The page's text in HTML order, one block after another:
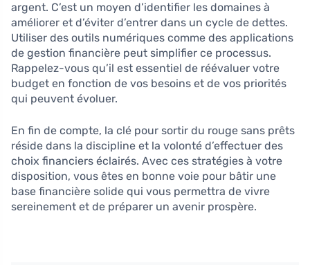
argent. C’est un moyen d’identifier les domaines à
améliorer et d’éviter d’entrer dans un cycle de dettes.
Utiliser des outils numériques comme des applications
de gestion financière peut simplifier ce processus.
Rappelez-vous qu’il est essentiel de réévaluer votre
budget en fonction de vos besoins et de vos priorités
qui peuvent évoluer.
En fin de compte, la clé pour sortir du rouge sans prêts
réside dans la discipline et la volonté d’effectuer des
choix financiers éclairés. Avec ces stratégies à votre
disposition, vous êtes en bonne voie pour bâtir une
base financière solide qui vous permettra de vivre
sereinement et de préparer un avenir prospère.